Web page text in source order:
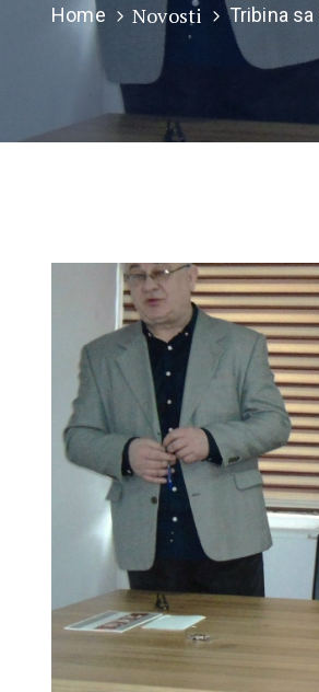
Home Novosti Tribina